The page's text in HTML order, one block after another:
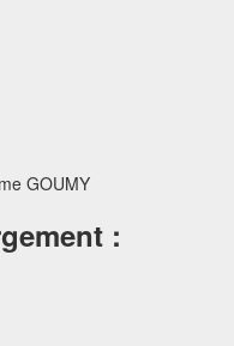
GOUMY
: